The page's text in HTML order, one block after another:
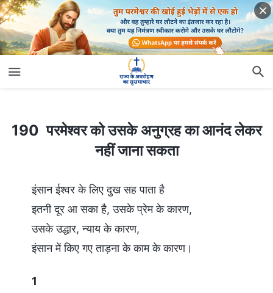
190 परमेश्वर को उसके अनुग्रह का आनंद लेकर नहीं जाना सकता
190 परमेश्वर को उसके अनुग्रह का आनंद लेकर
नहीं जाना सकता
इंसान ईश्वर के लिए दुख सह पाता है
इतनी दूर आ सका है, उसके प्रेम के कारण,
उसके उद्धार, न्याय के कारण,
इंसान में किए गए ताड़ना के काम के कारण।
1